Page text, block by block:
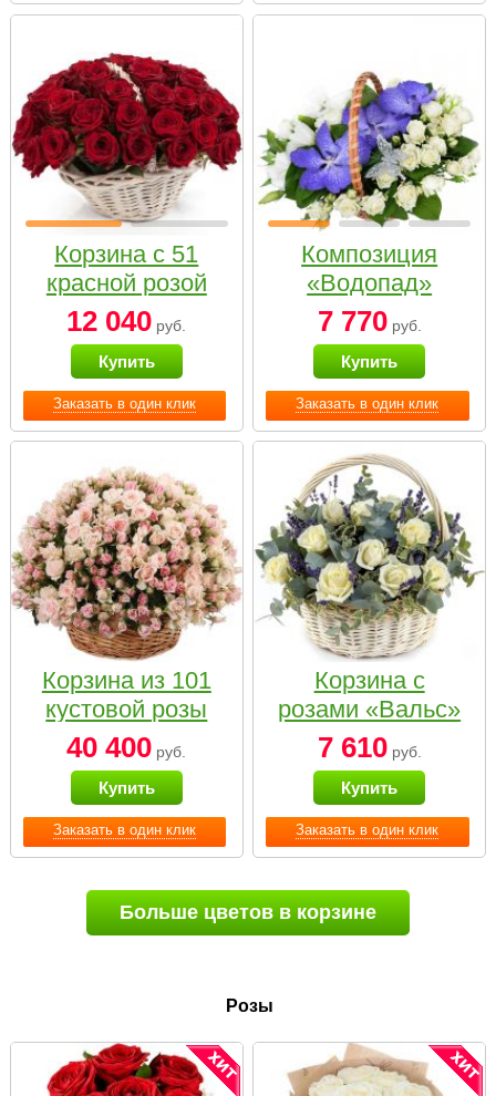
Заказать в один клик
Корзина с 51
красной розой
12 040 руб.
Купить
Заказать в один клик
Композиция
«Водопад»
7 770руб.
Купить
Заказать в один клик
Корзина из 101
кустовой розы
нежных тонов
40 400 руб.
Купить
Заказать в один клик
Корзина с
розами «Вальс»
7 610руб.
Купить
Больше цветов в корзине
Розы